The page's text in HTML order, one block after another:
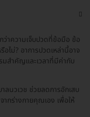
ว่าความเจ็บปวดที่ข้อมือ ข้อ
ไม่? อาการปวดเหล่านี้อาจ
สำคัญและเวลาที่มีค่ากับ
ลนวเวช ช่วยลดการอักเสบ
ากร่างกายคุณเอง เพื่อให้